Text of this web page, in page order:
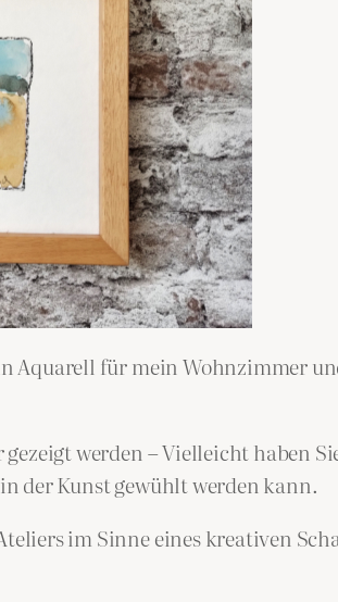
Aquarell für mein Wohnzimmer
werden – Vielleicht haben
der Kunst gewühlt werden kann.
im Sinne eines kreativen